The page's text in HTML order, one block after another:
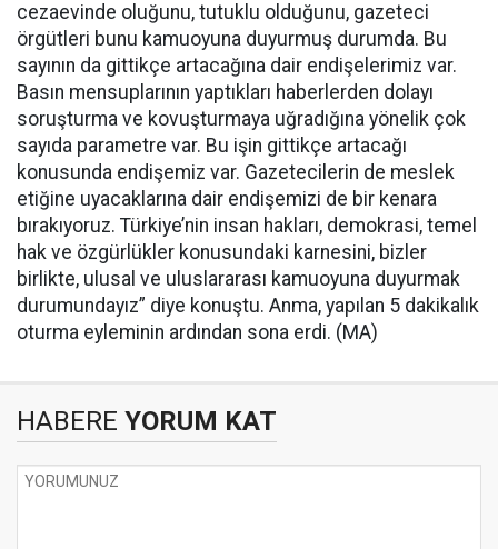
cezaevinde oluğunu, tutuklu olduğunu, gazeteci
örgütleri bunu kamuoyuna duyurmuş durumda. Bu
sayının da gittikçe artacağına dair endişelerimiz var.
Basın mensuplarının yaptıkları haberlerden dolayı
soruşturma ve kovuşturmaya uğradığına yönelik çok
sayıda parametre var. Bu işin gittikçe artacağı
konusunda endişemiz var. Gazetecilerin de meslek
etiğine uyacaklarına dair endişemizi de bir kenara
bırakıyoruz. Türkiye’nin insan hakları, demokrasi, temel
hak ve özgürlükler konusundaki karnesini, bizler
birlikte, ulusal ve uluslararası kamuoyuna duyurmak
durumundayız” diye konuştu. Anma, yapılan 5 dakikalık
oturma eyleminin ardından sona erdi. (MA)
HABERE YORUM KAT